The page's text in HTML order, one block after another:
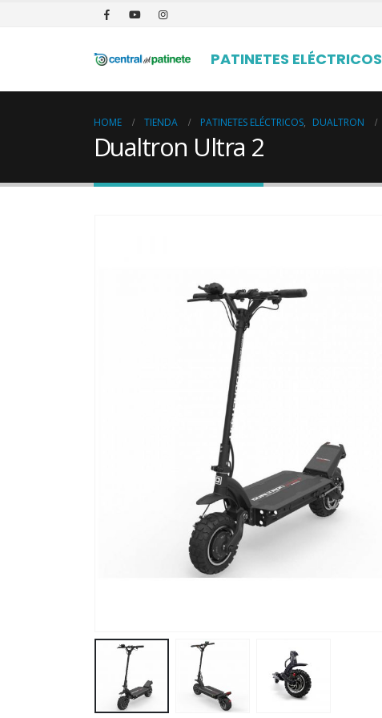
PATINETES ELÉCTRICOS
HOME TIENDA PATINETES ELÉCTRICOS, DUALTRON
Dualtron Ultra 2